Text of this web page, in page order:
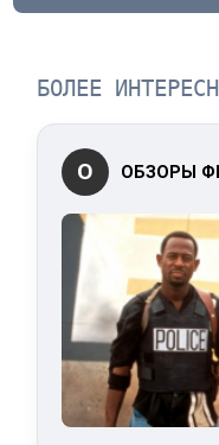
БОЛЕЕ
О ОБЗОРЫ